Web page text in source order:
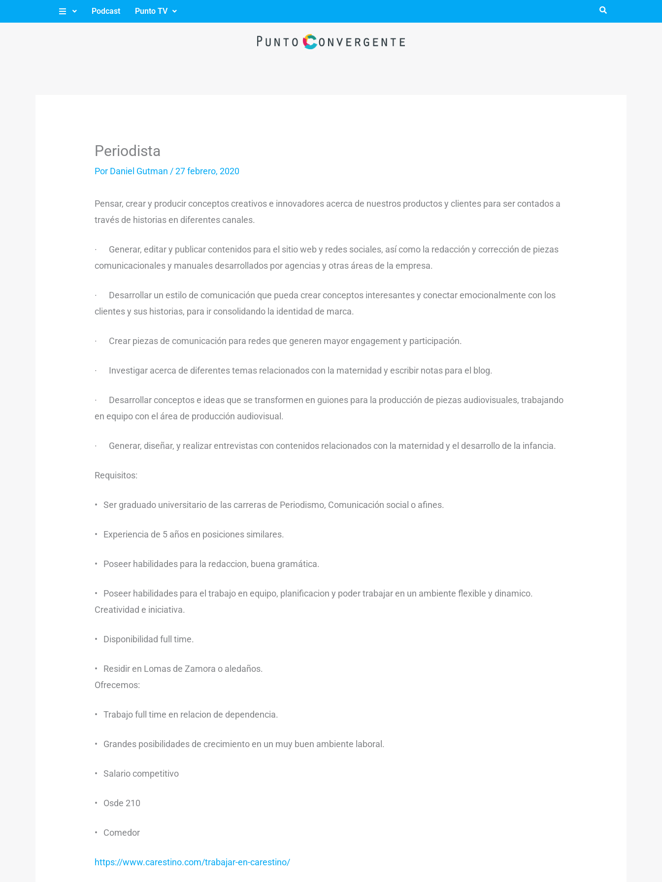
al
Podcast Punto TV
Periodista
Por Daniel Gutman /27 febrero, 2020
Pensar, crear y producir conceptos creativos e innovadores acerca de nuestros productos y clientes para ser contados a
través de historias en diferentes canales.
· Generar, editar y publicar contenidos para el sitio web y redes sociales, así como la redacción y corrección de piezas
comunicacionales y manuales desarrollados por agencias y otras áreas de la empresa.
· Desarrollar un estilo de comunicación que pueda crear conceptos interesantes y conectar emocionalmente con los
clientes y sus historias, para ir consolidando la identidad de marca.
· Crear piezas de comunicación para redes que generen mayor engagement y participación.
· Investigar acerca de diferentes temas relacionados con la maternidad y escribir notas para el blog.
· Desarrollar conceptos e ideas que se transformen en guiones para la producción de piezas audiovisuales, trabajando
en equipo con el área de producción audiovisual.
· Generar, diseñar, y realizar entrevistas con contenidos relacionados con la maternidad y el desarrollo de la infancia.
Requisitos:
• Ser graduado universitario de las carreras de Periodismo, Comunicación social o afines.
• Experiencia de 5 años en posiciones similares.
• Poseer habilidades para la redaccion, buena gramática.
• Poseer habilidades para el trabajo en equipo, planificacion y poder trabajar en un ambiente flexible y dinamico.
Creatividad e iniciativa.
• Disponibilidad full time.
• Residir en Lomas de Zamora o aledaños.
Ofrecemos:
• Trabajo full time en relacion de dependencia.
• Grandes posibilidades de crecimiento en un muy buen ambiente laboral.
• Salario competitivo
• Osde 210
• Comedor
https://www.carestino.com/trabajar-en-carestino/